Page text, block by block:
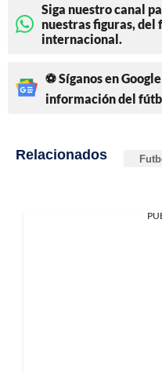
Siga nuestro canal
nuestras figuras,
internacional.
⚽ Síganos en
información del
Relacionados